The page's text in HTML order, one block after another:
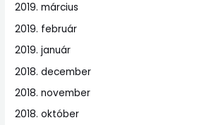
2019. március
2019. február
2019. január
2018. december
2018. november
2018. október